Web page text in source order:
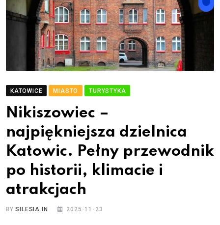
KATOWICE MIASTO TURYSTYKA
Nikiszowiec –
najpiękniejsza dzielnica
Katowic. Pełny przewodnik
po historii, klimacie i
atrakcjach
BYSILESIA.IN 2025-11-23